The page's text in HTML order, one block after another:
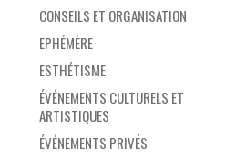
CONSEILS ET ORGANISATION
EPHÉMÈRE
ESTHÉTISME
ÉVÉNEMENTS CULTURELS ET
ARTISTIQUES
ÉVÉNEMENTS PRIVÉS